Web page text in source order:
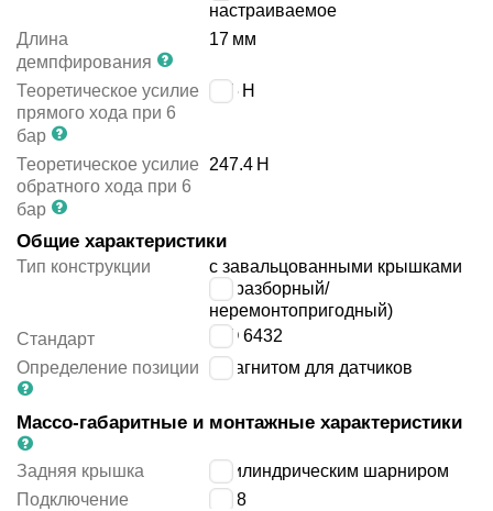
настраиваемое
Длина
демпфирования
17 мм
Теоретическое усилие
прямого хода при 6
бар
295 Н
Теоретическое усилие
обратного хода при 6
бар
247.4 Н
Общие характеристики
Тип конструкции
с завальцованными крышками
(неразборный/
неремонтопригодный)
Стандарт
ISO 6432
Определение позиции
с магнитом для датчиков
Массо-габаритные и монтажные характеристики
Задняя крышка
с цилиндрическим шарниром
Подключение
G1/8